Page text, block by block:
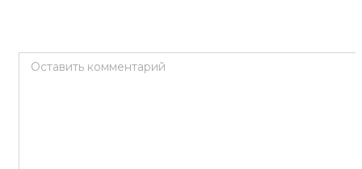
Оставить комментарий